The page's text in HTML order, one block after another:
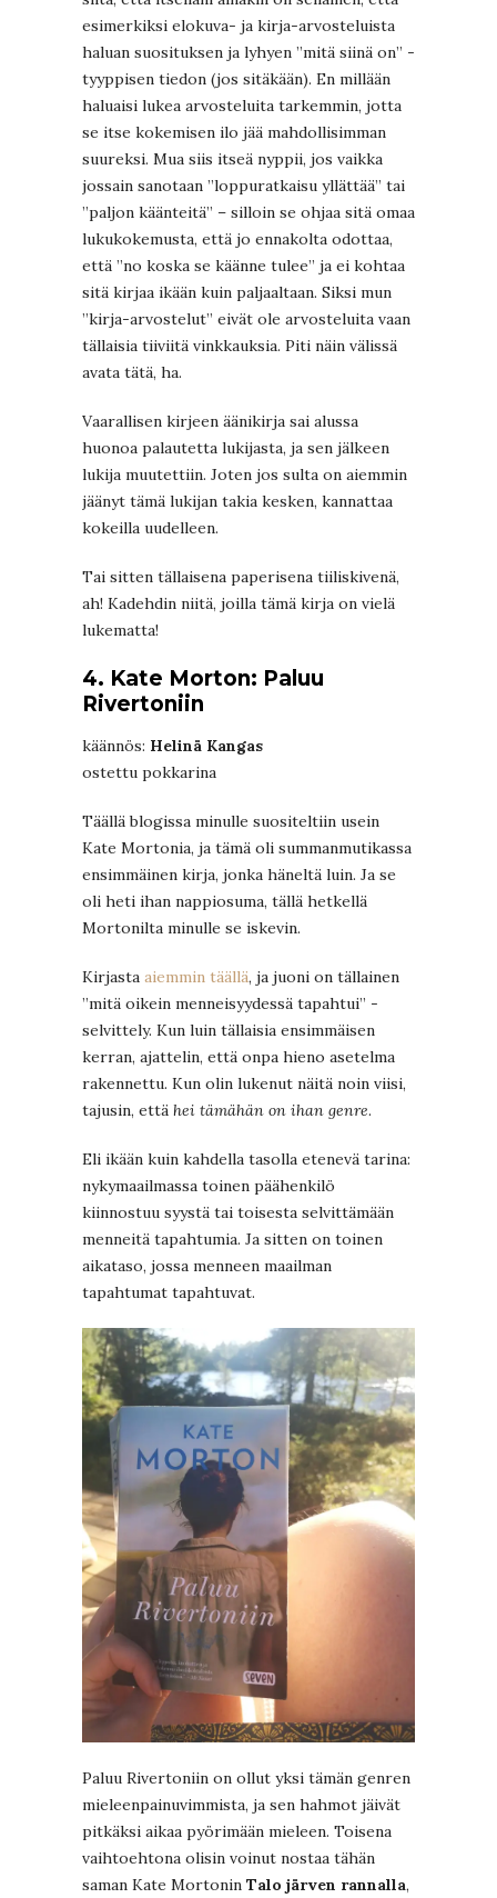
esimerkiksi elokuva- ja kirja-arvosteluista
haluan suosituksen ja lyhyen ”mitä siinä on” -
tyyppisen tiedon (jos sitäkään). En millään
haluaisi lukea arvosteluita tarkemmin, jotta
se itse kokemisen ilo jää mahdollisimman
suureksi. Mua siis itseä nyppii, jos vaikka
jossain sanotaan ”loppuratkaisu yllättää” tai
”paljon käänteitä” – silloin se ohjaa sitä omaa
lukukokemusta, että jo ennakolta odottaa,
että ”no koska se käänne tulee” ja ei kohtaa
sitä kirjaa ikään kuin paljaaltaan. Siksi mun
”kirja-arvostelut” eivät ole arvosteluita vaan
tällaisia tiiviitä vinkkauksia. Piti näin välissä
avata tätä, ha.
Vaarallisen kirjeen äänikirja sai alussa
huonoa palautetta lukijasta, ja sen jälkeen
lukija muutettiin. Joten jos sulta on aiemmin
jäänyt tämä lukijan takia kesken, kannattaa
kokeilla uudelleen.
Tai sitten tällaisena paperisena tiiliskivenä,
ah! Kadehdin niitä, joilla tämä kirja on vielä
lukematta!
4. Kate Morton: Paluu
Rivertoniin
käännös: Helinä Kangas
ostettu pokkarina
Täällä blogissa minulle suositeltiin usein
Kate Mortonia, ja tämä oli summanmutikassa
ensimmäinen kirja, jonka häneltä luin. Ja se
oli heti ihan nappiosuma, tällä hetkellä
Mortonilta minulle se iskevin.
Kirjasta aiemmin täällä, ja juoni on tällainen
”mitä oikein menneisyydessä tapahtui” -
selvittely. Kun luin tällaisia ensimmäisen
kerran, ajattelin, että onpa hieno asetelma
rakennettu. Kun olin lukenut näitä noin viisi,
tajusin, että hei tämähän on ihan genre.
Eli ikään kuin kahdella tasolla etenevä tarina:
nykymaailmassa toinen päähenkilö
kiinnostuu syystä tai toisesta selvittämään
menneitä tapahtumia. Ja sitten on toinen
aikataso, jossa menneen maailman
tapahtumat tapahtuvat.
Paluu Rivertoniin on ollut yksi tämän genren
mieleenpainuvimmista, ja sen hahmot jäivät
pitkäksi aikaa pyörimään mieleen. Toisena
vaihtoehtona olisin voinut nostaa tähän
saman Kate Mortonin Talo järven rannalla,